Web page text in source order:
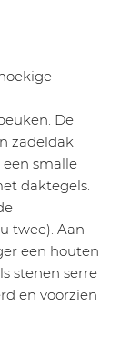
De
zadeldak
smalle
daktegels.
twee). Aan
een houten
stenen serre
en voorzien